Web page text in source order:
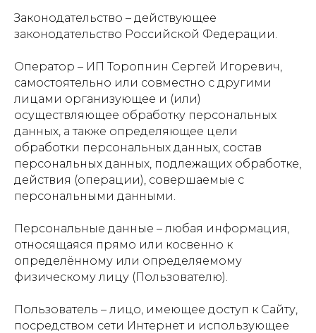
Законодательство – действующее
законодательство Российской Федерации.
Оператор – ИП Торопнин Сергей Игоревич,
самостоятельно или совместно с другими
лицами организующее и (или)
осуществляющее обработку персональных
данных, а также определяющее цели
обработки персональных данных, состав
персональных данных, подлежащих обработке,
действия (операции), совершаемые с
персональными данными.
Персональные данные – любая информация,
относящаяся прямо или косвенно к
определённому или определяемому
физическому лицу (Пользователю).
Пользователь – лицо, имеющее доступ к Сайту,
посредством сети Интернет и использующее